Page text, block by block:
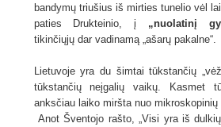
bandymų triušius iš mirties tunelio vėl
paties Drukteinio, į „nuolatinį
tikinčiųjų dar vadinamą „ašarų pakalne“.
Lietuvoje yra du šimtai tūkstančių
tūkstančių neįgalių vaikų. Kasmet
anksčiau laiko miršta nuo mikroskopinių
Anot Šventojo rašto, „Visi yra iš